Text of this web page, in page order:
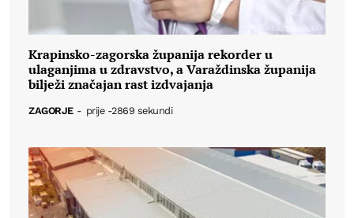
Krapinsko-zagorska županija rekorder u
ulaganjima u zdravstvo, a Varaždinska županija
bilježi značajan rast izdvajanja
ZAGORJE - prije -2869 sekundi